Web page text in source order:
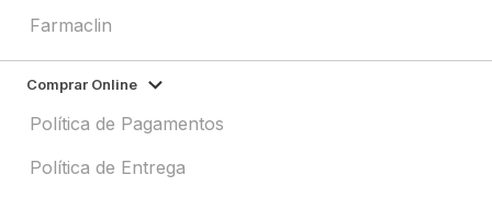
Farmaclin
Comprar Online
Política de Pagamentos
Política de Entrega